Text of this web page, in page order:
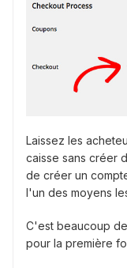
Laissez les
caisse sans créer
de créer un
l'un des moyens
C'est beaucoup
pour la première